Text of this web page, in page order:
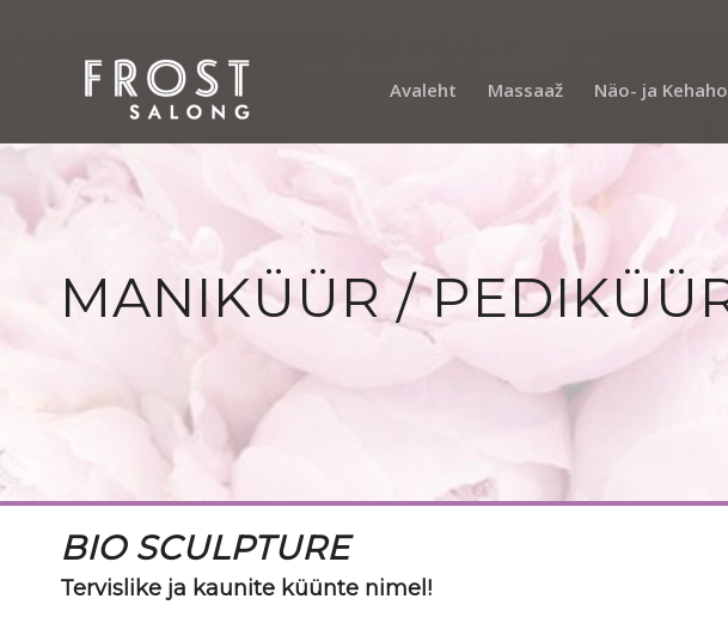
Avaleht Massaaž Näo- ja
MANIKÜÜR /
BIO SCULPTURE
Tervislike ja kaunite küünte nimel!